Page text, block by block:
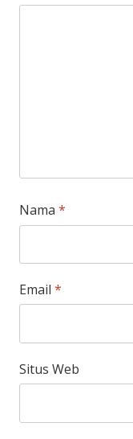
Nama *
Email *
Situs Web